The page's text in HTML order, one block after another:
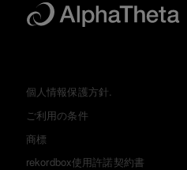
個人情報保護方針.
ご利用の条件
商標
rekordbox使用許諾契約書